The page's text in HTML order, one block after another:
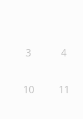
3 4
10 11